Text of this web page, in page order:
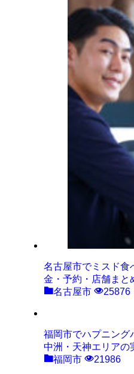
名古屋市でミスド食
金・予約・店舗まと
名古屋市
25876
福岡市でハプニング
中洲・天神エリアの
福岡市
21986